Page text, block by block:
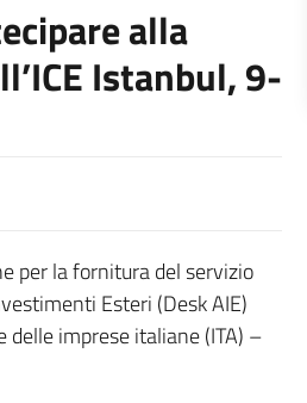
alla
Istanbul, 9-
per la fornitura del servizio
Esteri (Desk AIE)
delle imprese italiane (ITA) –